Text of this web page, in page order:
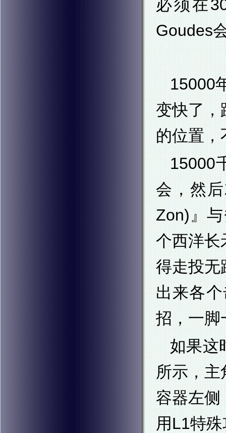
必须在
Goudes
15000
变快了，
的位置，
15000
会，然
Zon)』
个西洋长
得走投无
出来各
招，一脚
如果这
所示，主
容器左侧
用L1特